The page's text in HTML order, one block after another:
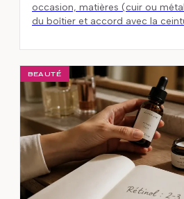
occasion, matières (cuir ou
du boîtier et accord avec la
BEAUTÉ